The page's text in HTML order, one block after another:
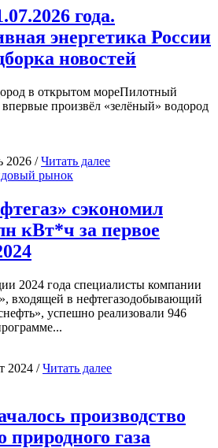
года.
энергетика России
новостей
в открытом мореПилотный
произвёл «зелёный» водород
2026 /Читать далее
рынок
сэкономил
кВт*ч за первое
2024 года специалисты компании
входящей в нефтегазодобывающий
успешно реализовали 946
2024 /Читать далее
производство
природного газа